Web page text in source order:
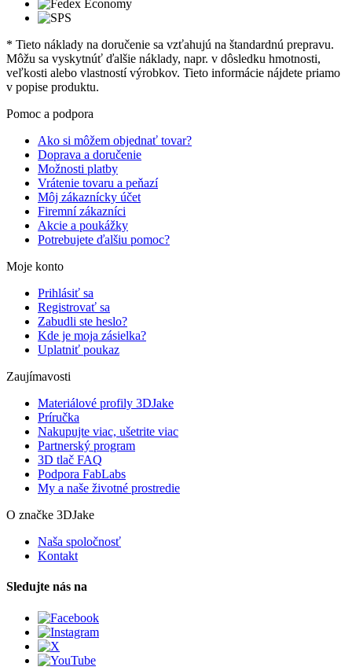
* Tieto náklady na doručenie sa vzťahujú na štandardnú prepravu.
Môžu sa vyskytnúť ďalšie náklady, napr. v dôsledku hmotnosti,
veľkosti alebo vlastností výrobkov. Tieto informácie nájdete priamo
v popise produktu.
Pomoc a podpora
Ako si môžem objednať tovar?
Doprava a doručenie
Možnosti platby
Vrátenie tovaru a peňazí
Môj zákaznícky účet
Firemní zákazníci
Akcie a poukážky
Potrebujete ďalšiu pomoc?
Moje konto
Prihlásiť sa
Registrovať sa
Zabudli ste heslo?
Kde je moja zásielka?
Uplatniť poukaz
Zaujímavosti
Materiálové profily 3DJake
Príručka
Nakupujte viac, ušetrite viac
Partnerský program
3D tlač FAQ
Podpora FabLabs
My a naše životné prostredie
O značke 3DJake
Naša spoločnosť
Kontakt
Sledujte nás na